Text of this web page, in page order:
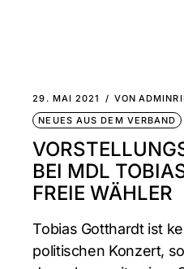
29. MAI 2021 VON
NEUES AUS DEM VERBAND
BEI MDL
FREIE WÄHLER
Tobias Gotthardt ist
politischen Konzert,